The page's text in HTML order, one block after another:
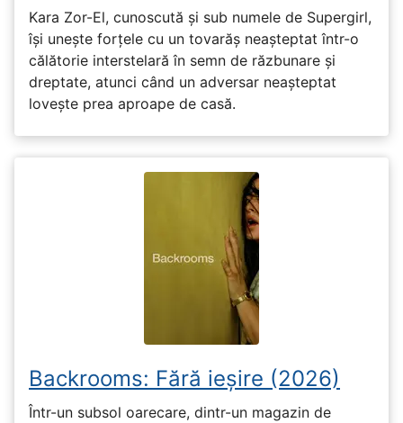
Kara Zor-El, cunoscută și sub numele de Supergirl,
își unește forțele cu un tovarăș neașteptat într-o
călătorie interstelară în semn de răzbunare și
dreptate, atunci când un adversar neașteptat
lovește prea aproape de casă.
Backrooms: Fără ieșire (2026)
Într-un subsol oarecare, dintr-un magazin de